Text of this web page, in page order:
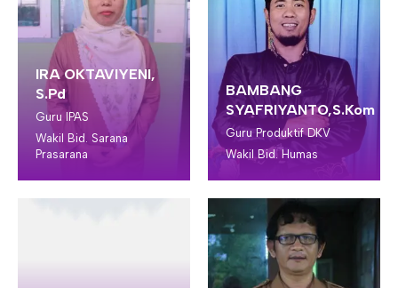
IRA OKTAVIYENI,
S.Pd
Guru IPAS
Wakil Bid. Sarana
Prasarana
BAMBANG
SYAFRIYANTO,S.Kom
Guru Produktif DKV
Wakil Bid. Humas